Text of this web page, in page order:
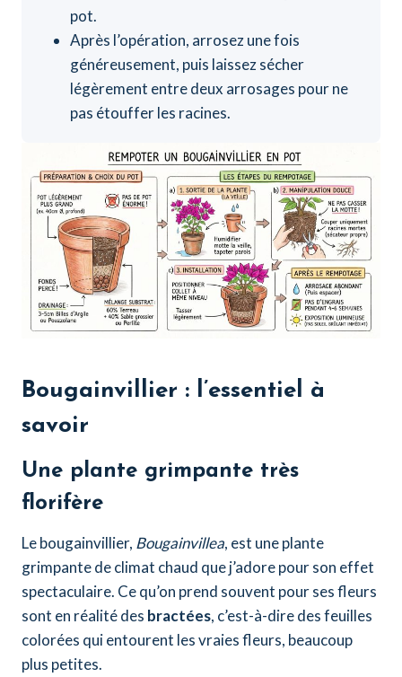
pot.
Après l’opération, arrosez une fois
généreusement, puis laissez sécher
légèrement entre deux arrosages pour ne
pas étouffer les racines.
Bougainvillier : l’essentiel à
savoir
Une plante grimpante très
florifère
Le bougainvillier, Bougainvillea, est une plante
grimpante de climat chaud que j’adore pour son effet
spectaculaire. Ce qu’on prend souvent pour ses fleurs
sont en réalité des bractées, c’est-à-dire des feuilles
colorées qui entourent les vraies fleurs, beaucoup
plus petites.